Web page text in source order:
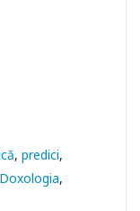
predici